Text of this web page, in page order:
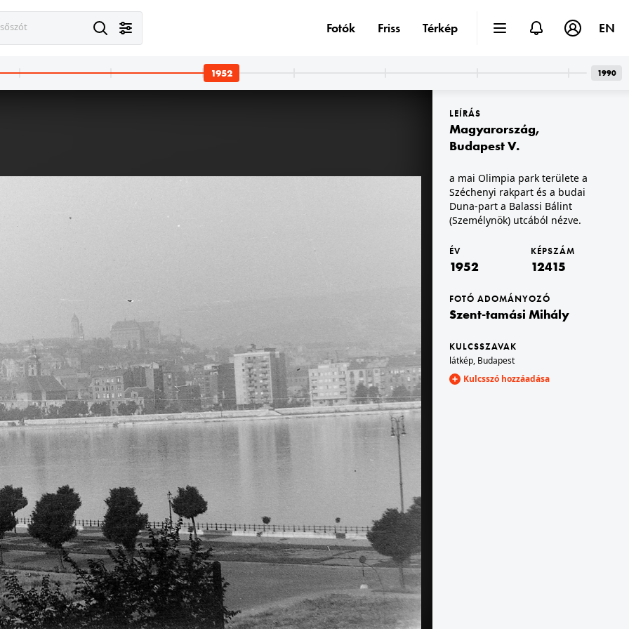
GAZ M 20 Pobjeda típusú személygépkocsi.
Kőrösy József (Mező) utca, BEAC pálya.
1952 · Esztergom
repülőtér (később Id. Rubik Ernő repülőtér), Zlin Z-381 (Bücker) típusú repülőgépek.
1952 · Celldömölk 1952 · Szeged
I.
Anna-templom.
1952 · Budapest V.
Deák Ferenc tér a Millenniumi Földalatti Vasút állomásának áthelyezésekor, szemben a Budapesti Rendőr-főkapitányság épülete.
1952 · Budapest VIII.
Keleti pályaudvar.
LEÍRÁS
Magyarország,
Budapest V.
a mai Olimpia park területe a
Széchenyi rakpart és a budai
Duna-part a Balassi Bálint
(Személynök) utcából nézve.
ÉV
1952
KÉPSZÁM
12415
FOTÓ ADOMÁNYOZÓ
Szent-tamási Mihály
KULCSSZAVAK
látkép, Budapest
Kulcsszó hozzáadása
Fotók Friss Térkép EN
1990
1952